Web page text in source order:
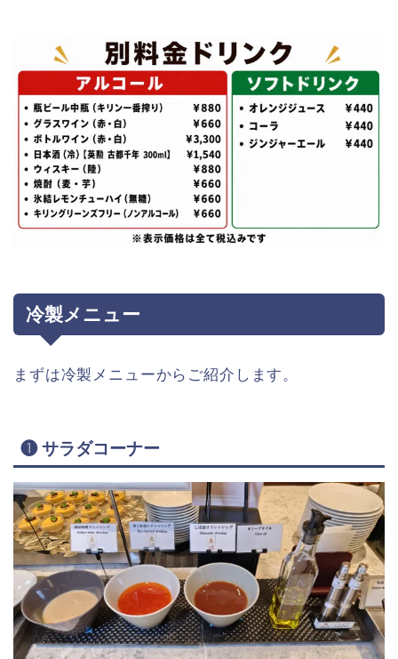
冷製メニュー
まずは冷製メニューからご紹介します。
❶ サラダコーナー